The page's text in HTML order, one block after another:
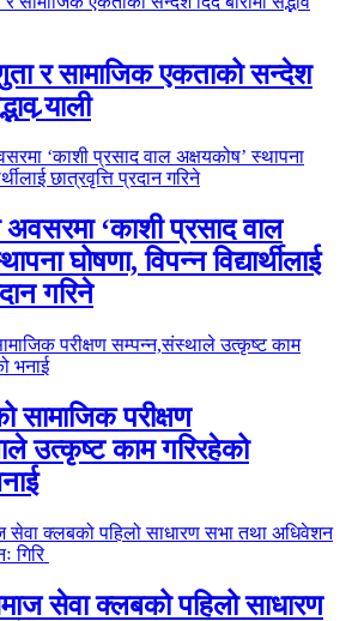
र सामाजिक एकताको सन्देश
र्‍याली
अवसरमा ‘काशी प्रसाद वाल
घोषणा, विपन्न विद्यार्थीलाई
गरिने
सामाजिक परीक्षण
उत्कृष्ट काम गरिरहेको
सेवा क्लबको पहिलो साधारण